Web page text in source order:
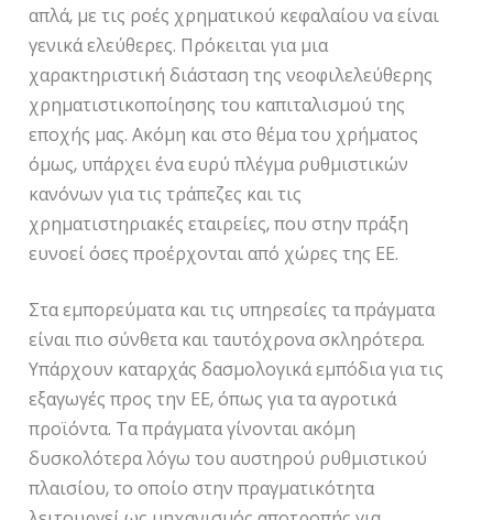
απλά, με τις ροές χρηματικού κεφαλαίου να είναι
γενικά ελεύθερες. Πρόκειται για μια
χαρακτηριστική διάσταση της νεοφιλελεύθερης
χρηματιστικοποίησης του καπιταλισμού της
εποχής μας. Ακόμη και στο θέμα του χρήματος
όμως, υπάρχει ένα ευρύ πλέγμα ρυθμιστικών
κανόνων για τις τράπεζες και τις
χρηματιστηριακές εταιρείες, που στην πράξη
ευνοεί όσες προέρχονται από χώρες της ΕΕ.
Στα εμπορεύματα και τις υπηρεσίες τα πράγματα
είναι πιο σύνθετα και ταυτόχρονα σκληρότερα.
Υπάρχουν καταρχάς δασμολογικά εμπόδια για τις
εξαγωγές προς την ΕΕ, όπως για τα αγροτικά
προϊόντα. Τα πράγματα γίνονται ακόμη
δυσκολότερα λόγω του αυστηρού ρυθμιστικού
πλαισίου, το οποίο στην πραγματικότητα